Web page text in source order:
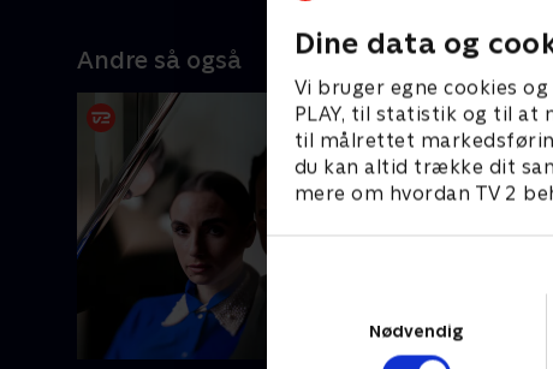
Dine data og
Vi bruger egne cookies
PLAY, til statistik og til at
til målrettet
du kan altid trække dit
mere om hvordan TV 2
Nødvendig
Andre så også